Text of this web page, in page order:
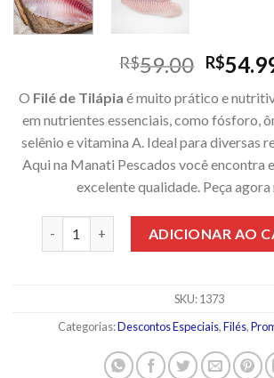
R$59.00 O
era:
R$
O Filé de Tilápia é muito prático e
em nutrientes essenciais, como fósforo,
selênio e vitamina A. Ideal para diversas
Aqui na Manati Pescados você encontra
excelente qualidade. Peça agora
ADICIONAR AO
SKU:1373
Categorias:Descontos Especiais,Filés,